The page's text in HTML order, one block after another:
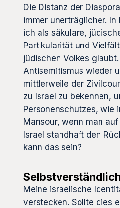
Die Distanz der
immer unerträglicher. In
ich als säkulare,
Partikularität und
jüdischen Volkes
Antisemitismus wieder
mittlerweile der
zu Israel zu bekennen,
Personenschutzes, wie
Mansour, wenn man
Israel standhaft den
kann das sein?
Meine israelische
verstecken. Sollte dies